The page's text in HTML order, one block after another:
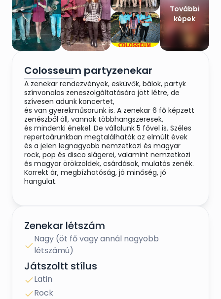
További
képek
Colosseum partyzenekar
A zenekar rendezvények, esküvők, bálok, partyk
színvonalas zeneszolgáltatására jött létre, de
szívesen adunk koncertet,
és van gyerekműsorunk is. A zenekar 6 fő képzett
zenészből áll, vannak többhangszeresek,
és mindenki énekel. De vállalunk 5 fővel is. Széles
repertoárunkban megtalálhatók az elmúlt évek
és a jelen legnagyobb nemzetközi és magyar
rock, pop és disco slágerei, valamint nemzetközi
és magyar örökzöldek, csárdások, mulatós zenék.
Korrekt ár, megbízhatóság, jó minőség, jó
hangulat.
Zenekar létszám
Nagy (öt fő vagy annál nagyobb
létszámú)
Játszoltt stílus
Latin
Rock